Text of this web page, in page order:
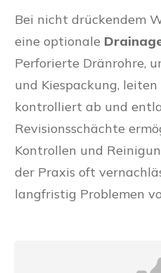
Bei nicht drückendem
eine optionale
Perforierte Dränrohre,
und Kiespackung,
kontrolliert ab und
Revisionsschächte
Kontrollen und
der Praxis oft
langfristig Problemen